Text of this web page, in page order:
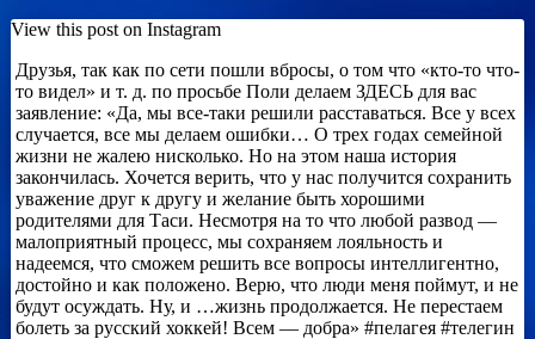
View this post on Instagram
Друзья, так как по сети пошли вбросы, о том что «кто-то что-
то видел» и т. д. по просьбе Поли делаем ЗДЕСЬ для вас
заявление: «Да, мы все-таки решили расставаться. Все у всех
случается, все мы делаем ошибки… О трех годах семейной
жизни не жалею нисколько. Но на этом наша история
закончилась. Хочется верить, что у нас получится сохранить
уважение друг к другу и желание быть хорошими
родителями для Таси. Несмотря на то что любой развод —
малоприятный процесс, мы сохраняем лояльность и
надеемся, что сможем решить все вопросы интеллигентно,
достойно и как положено. Верю, что люди меня поймут, и не
будут осуждать. Ну, и …жизнь продолжается. Не перестаем
болеть за русский хоккей! Всем — добра» #пелагея #телегин